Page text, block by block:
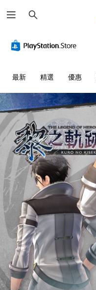
尋
最新 精選 優惠